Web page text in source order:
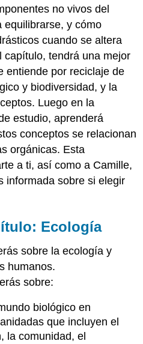
no vivos del
equilibrarse, y cómo
cuando se altera
capítulo, tendrá una mejor
entiende por reciclaje de
y biodiversidad, y la
Luego en la
estudio, aprenderá
conceptos se relacionan
orgánicas. Esta
a ti, así como a Camille,
informada sobre si elegir
Ecología
sobre la ecología y
humanos.
sobre:
biológico en
que incluyen el
la comunidad, el